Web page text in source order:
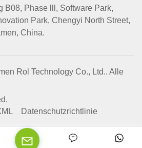
B08, Phase lll, Software Park,
Park, Chengyi North Street,
China.
Rol Technology Co., Ltd.. Alle
Datenschutzrichtlinie